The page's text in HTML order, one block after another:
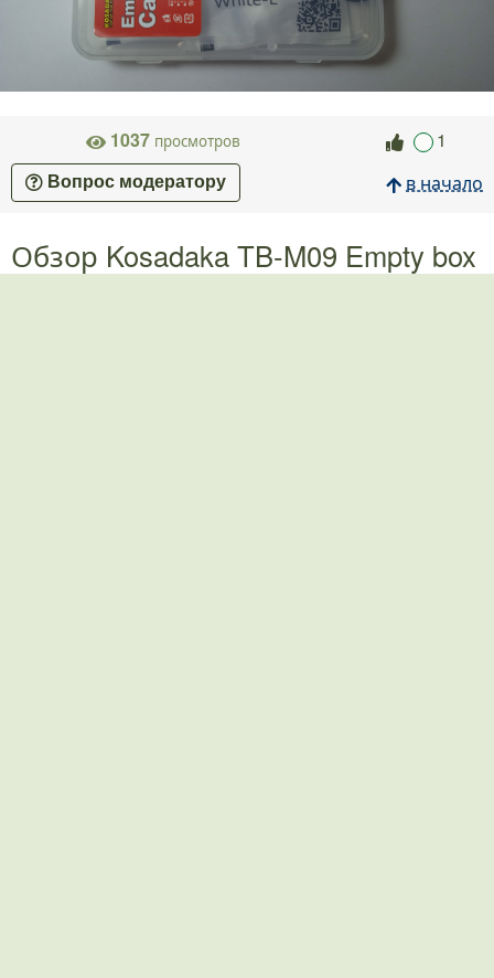
1037 просмотров 1
Вопрос модератору в начало
Обзор Kosadaka TB-M09 Empty box